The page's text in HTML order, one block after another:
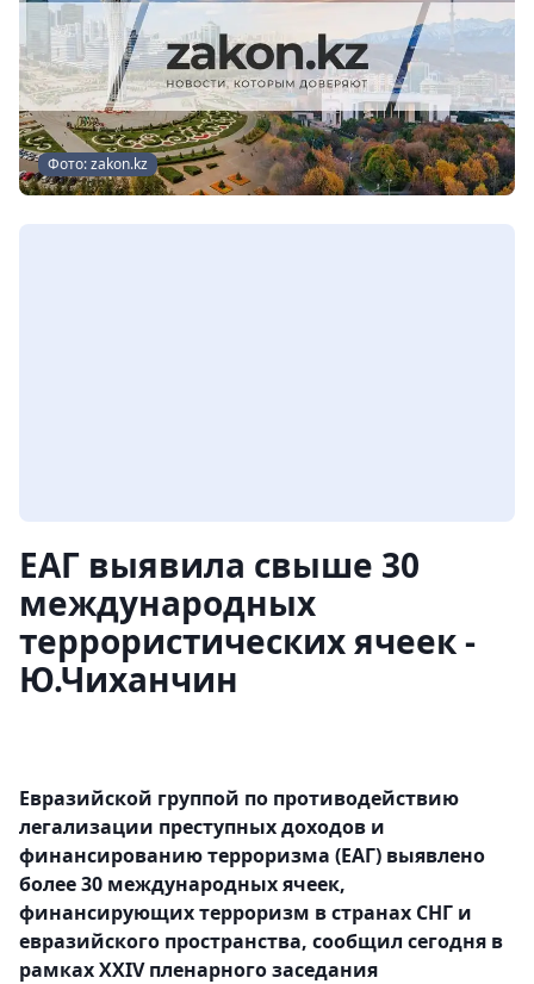
Фото: zakon.kz
ЕАГ выявила свыше 30
международных
террористических ячеек -
Ю.Чиханчин
Евразийской группой по противодействию
легализации преступных доходов и
финансированию терроризма (ЕАГ) выявлено
более 30 международных ячеек,
финансирующих терроризм в странах СНГ и
евразийского пространства, сообщил сегодня в
рамках XXIV пленарного заседания